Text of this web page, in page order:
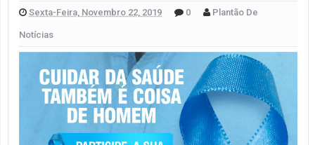
Sexta-Feira, Novembro 22, 2019 0 Plantão De
Notícias